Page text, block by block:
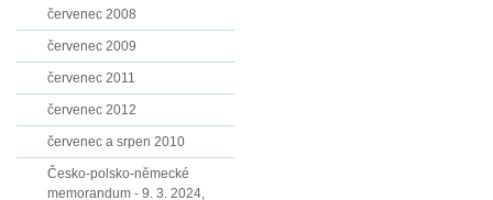
červenec 2008
červenec 2009
červenec 2011
červenec 2012
červenec a srpen 2010
Česko-polsko-německé
memorandum - 9. 3. 2024,